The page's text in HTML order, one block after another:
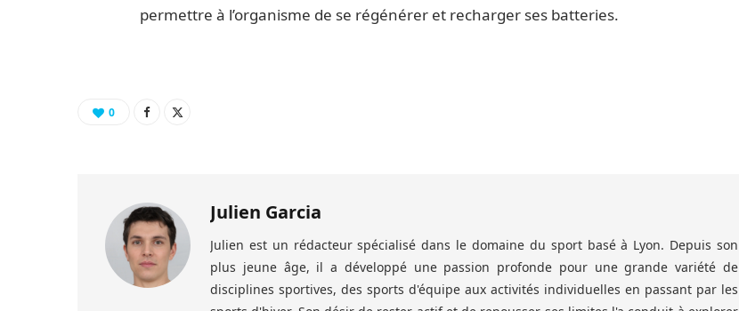
permettre à l’organisme de se régénérer et recharger ses batteries.
0
Julien Garcia
Julien est un rédacteur spécialisé dans le domaine du sport basé à Lyon. Depuis son
plus jeune âge, il a développé une passion profonde pour une grande variété de
disciplines sportives, des sports d'équipe aux activités individuelles en passant par les